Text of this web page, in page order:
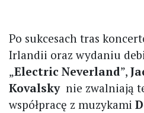
Po sukcesach tras
Irlandii oraz wydaniu
„Electric Neverland”,
Kovalskynie zwalniają
współpracę z muzykami